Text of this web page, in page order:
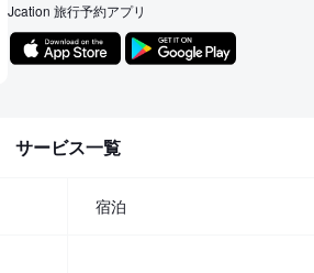
Jcation 旅行予約アプリ
サービス一覧
宿泊